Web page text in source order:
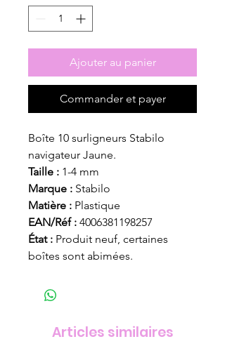
Ajouter au panier
Commander et payer
Boîte 10 surligneurs Stabilo
navigateur Jaune.
Taille : 1-4 mm
Marque : Stabilo
Matière : Plastique
EAN/Réf : 4006381198257
État : Produit neuf, certaines
boîtes sont abimées.
Articles similaires